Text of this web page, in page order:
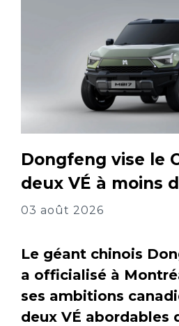
Dongfeng vise le
deux VÉ à moins
03 août 2026
Le géant chinois
a officialisé à
ses ambitions
deux VÉ abordables